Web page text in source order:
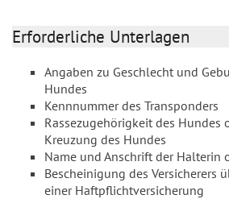
Erforderliche Unterlagen
Angaben zu Geschlecht und
Hundes
Kennnummer des Transponders
Rassezugehörigkeit des Hundes
Kreuzung des Hundes
Name und Anschrift der Halterin
Bescheinigung des Versicherers
einer Haftpflichtversicherung